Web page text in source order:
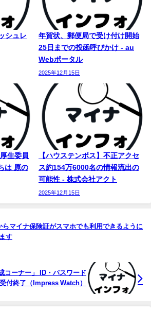
シュレ
年賀状、郵便局で受け付け開始
25日までの投函呼びかけ - au
Webポータル
2025年12月15日
生委員
は 原の
【ハウステンボス】不正アクセ
ス約154万6000名の情報流出の
可能性 - 株式会社アクト
2025年12月15日
らマイナ保険証がスマホでも利用できるように
す
コーナー」 ID・パスワード
付終了（Impress Watch）